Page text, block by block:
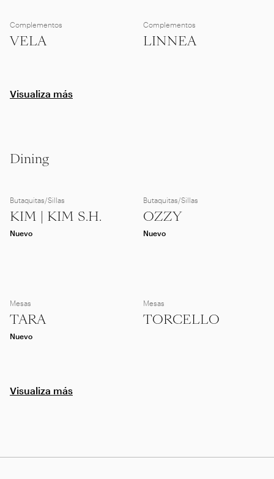
Complementos
VELA
Complementos
LINNEA
Visualiza más
Dining
Butaquitas/Sillas
KIM | KIM S.H.
Nuevo
Butaquitas/Sillas
OZZY
Nuevo
Mesas
TARA
Nuevo
Mesas
TORCELLO
Visualiza más